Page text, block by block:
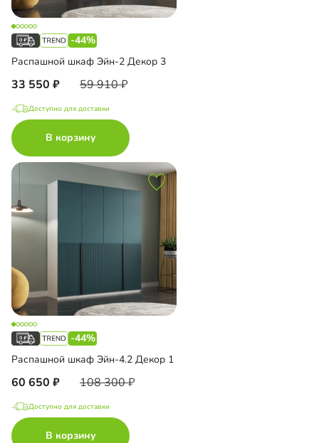
-44%
Распашной шкаф Эйн-2 Декор 3
33 550 59 910
Доступно для доставки
В корзину
-44%
Распашной шкаф Эйн-4.2 Декор 1
60 650 108 300
Доступно для доставки
В корзину